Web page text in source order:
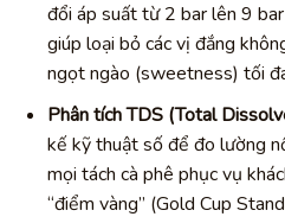
đổi áp suất từ 2 bar lên 9
giúp loại bỏ các vị đắng
ngọt ngào (sweetness) tối
Phân tích TDS (Total
kế kỹ thuật số để đo lường
mọi tách cà phê phục vụ
“điểm vàng” (Gold Cup